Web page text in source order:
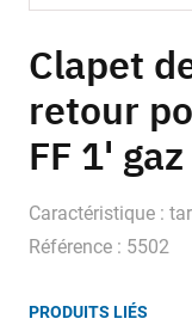
to
the
beginning
of
the
gallery
Clapet
retour
FF 1' gaz
Caractéristique :
Référence : 5502
PRODUITS LIÉS